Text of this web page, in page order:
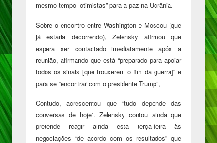
mesmo tempo, otimistas” para a paz na Ucrânia.
Sobre o encontro entre Washington e Moscou (que
já estaria decorrendo), Zelensky afirmou que
espera ser contactado imediatamente após a
reunião, afirmando que está “preparado para apoiar
todos os sinais [que trouxerem o fim da guerra]” e
para se “encontrar com o presidente Trump”,
Contudo, acrescentou que “tudo depende das
conversas de hoje”. Zelensky contou ainda que
pretende reagir ainda esta terça-feira às
negociações “de acordo com os resultados” que